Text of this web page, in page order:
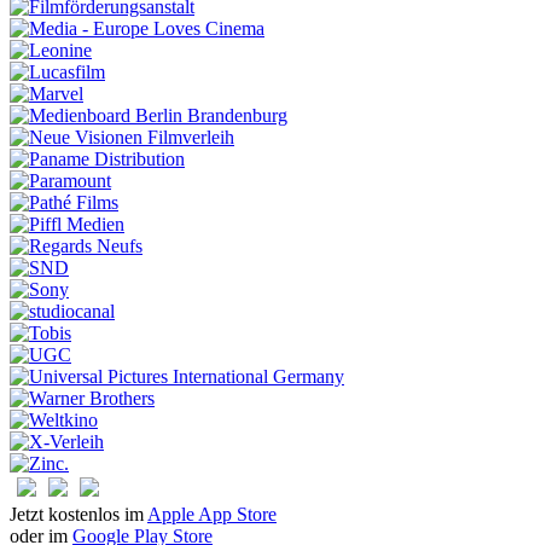
Jetzt kostenlos im Apple App Store
oder im Google Play Store